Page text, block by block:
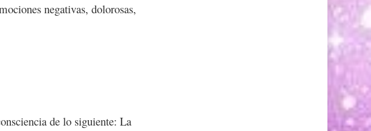
negativas, dolorosas,
de lo siguiente: La